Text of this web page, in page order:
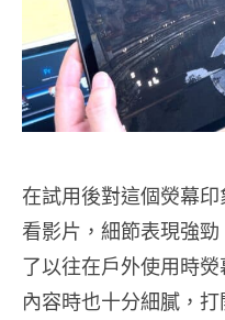
在試用後對這個熒幕
看影片，細節表現強
了以往在戶外使用時
內容時也十分細膩，